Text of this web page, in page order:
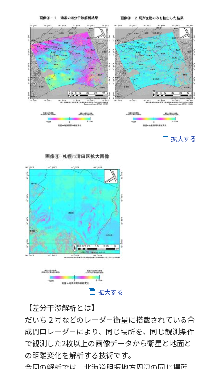
拡大する
拡大する
【差分干渉解析とは】
だいち２号などのレーダー衛星に搭載されている合
成開口レーダーにより、同じ場所を、同じ観測条件
で観測した2枚以上の画像データから衛星と地面と
の距離変化を解析する技術です。
今回の解析では、北海道胆振地方周辺の同じ場所